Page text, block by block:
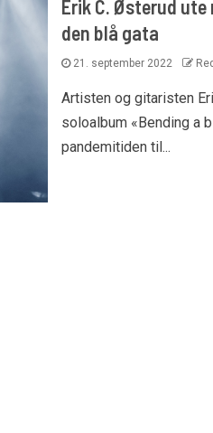
Erik C. Østerud
den blå gata
21. september 2022
Artisten og gitaristen
soloalbum «Bending a
pandemitiden til...